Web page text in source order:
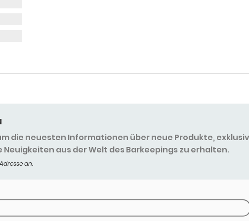
die neuesten Informationen über neue Produkte,
aus der Welt des Barkeepings zu erhalten.
an.